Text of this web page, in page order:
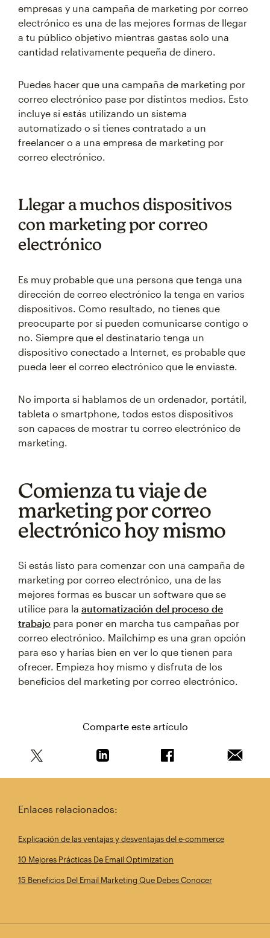
empresas y una campaña de marketing por correo
electrónico es una de las mejores formas de llegar
a tu público objetivo mientras gastas solo una
cantidad relativamente pequeña de dinero.
Puedes hacer que una campaña de marketing por
correo electrónico pase por distintos medios. Esto
incluye si estás utilizando un sistema
automatizado o si tienes contratado a un
freelancer o a una empresa de marketing por
correo electrónico.
Llegar a muchos dispositivos
con marketing por correo
electrónico
Es muy probable que una persona que tenga una
dirección de correo electrónico la tenga en varios
dispositivos. Como resultado, no tienes que
preocuparte por si pueden comunicarse contigo o
no. Siempre que el destinatario tenga un
dispositivo conectado a Internet, es probable que
pueda leer el correo electrónico que le enviaste.
No importa si hablamos de un ordenador, portátil,
tableta o smartphone, todos estos dispositivos
son capaces de mostrar tu correo electrónico de
marketing.
Comienza tu viaje de
marketing por correo
electrónico hoy mismo
Si estás listo para comenzar con una campaña de
marketing por correo electrónico, una de las
mejores formas es buscar un software que se
utilice para la automatización del proceso de
trabajo para poner en marcha tus campañas por
correo electrónico. Mailchimp es una gran opción
para eso y harías bien en ver lo que tienen para
ofrecer. Empieza hoy mismo y disfruta de los
beneficios del marketing por correo electrónico.
Comparte este artículo
Enlaces relacionados:
Explicación de las ventajas y desventajas del e-commerce
10 Mejores Prácticas De Email Optimization
15 Beneficios Del Email Marketing Que Debes Conocer